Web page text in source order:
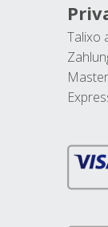
Talixo